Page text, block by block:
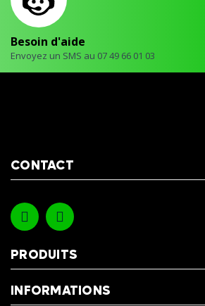
Besoin d'aide
Envoyez un SMS au 07 49 66 01 03
CONTACT
PRODUITS
INFORMATIONS